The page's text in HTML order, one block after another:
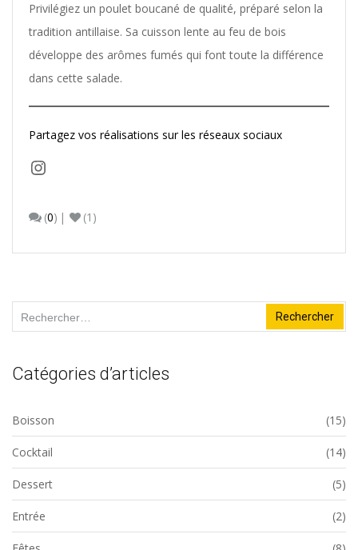
Privilégiez un poulet boucané de qualité, préparé selon la
tradition antillaise. Sa cuisson lente au feu de bois
développe des arômes fumés qui font toute la différence
dans cette salade.
Partagez vos réalisations sur les réseaux sociaux
Instagram
(0) (1)
Rechercher :
Catégories d’articles
Boisson (15)
Cocktail (14)
Dessert (5)
Entrée (2)